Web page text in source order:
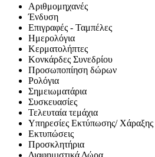
Αριθμομηχανές
Ένδυση
Επιγραφές - Ταμπέλες
Ημερολόγια
Κερματολήπτες
Κονκάρδες Συνεδρίου
Προσωποπίηση δώρων
Ρολόγια
Σημειωματάρια
Συσκευασίες
Τελευταία τεμάχια
Υπηρεσίες Εκτύπωσης/ Χάραξης
Εκτυπώσεις
Προσκλητήρια
Διαφημιστικά Δώρα